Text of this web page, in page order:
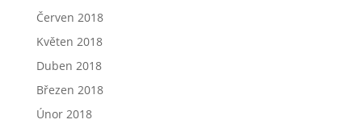
Červen 2018
Květen 2018
Duben 2018
Březen 2018
Únor 2018